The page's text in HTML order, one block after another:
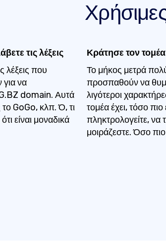
τις λέξεις
λέξεις που
να
domain. Αυτά
GoGo, κλπ. Ό, τι
είναι μοναδικά
Κράτησε τον
Το μήκος μετρά
προσπαθούν να
λιγότεροι
τομέα έχει, τόσο πιο
πληκτρολογείτε, να
μοιράζεστε. Όσο